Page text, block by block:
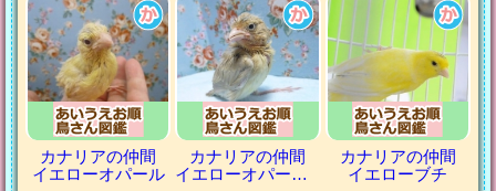
カナリアの仲間
イエローオパール
カナリアの仲間
イエローオパールシナモン
カナリアの仲間
イエローブチ